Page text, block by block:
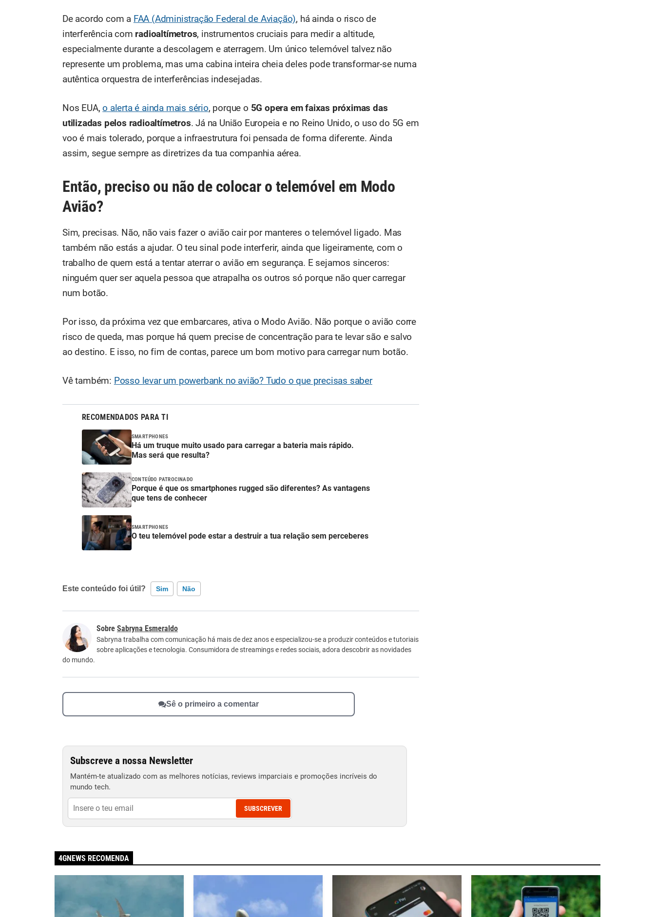
De acordo com a FAA (Administração Federal de Aviação), há ainda o risco de
interferência com radioaltímetros, instrumentos cruciais para medir a altitude,
especialmente durante a descolagem e aterragem. Um único telemóvel talvez não
represente um problema, mas uma cabina inteira cheia deles pode transformar-se numa
autêntica orquestra de interferências indesejadas.
Nos EUA,o alerta é ainda mais sério, porque o 5G opera em faixas próximas das
utilizadas pelos radioaltímetros. Já na União Europeia e no Reino Unido, o uso do 5G em
voo é mais tolerado, porque a infraestrutura foi pensada de forma diferente. Ainda
assim, segue sempre as diretrizes da tua companhia aérea.
Então, preciso ou não de colocar o telemóvel em Modo
Avião?
Sim, precisas. Não, não vais fazer o avião cair por manteres o telemóvel ligado. Mas
também não estás a ajudar. O teu sinal pode interferir, ainda que ligeiramente, com o
trabalho de quem está a tentar aterrar o avião em segurança. E sejamos sinceros:
ninguém quer ser aquela pessoa que atrapalha os outros só porque não quer carregar
num botão.
Por isso, da próxima vez que embarcares, ativa o Modo Avião. Não porque o avião corre
risco de queda, mas porque há quem precise de concentração para te levar são e salvo
ao destino. E isso, no fim de contas, parece um bom motivo para carregar num botão.
Vê também: Posso levar um powerbank no avião? Tudo o que precisas saber
RECOMENDADOS PARA TI
SMARTPHONES
Há um truque muito usado para carregar a bateria mais rápido.
Mas será que resulta?
CONTEÚDO PATROCINADO
Porque é que os smartphones rugged são diferentes? As vantagens
que tens de conhecer
SMARTPHONES
O teu telemóvel pode estar a destruir a tua relação sem perceberes
Este conteúdo foi útil? Sim Não
Este conteúdo não tem a informação que procuro
Outro
Sabryna Esmeraldo
Sabryna trabalha com comunicação há mais de dez anos e especializou-se a produzir conteúdos e tutoriais
sobre aplicações e tecnologia. Consumidora de streamings e redes sociais, adora descobrir as novidades
do mundo.
Sê o primeiro a comentar
Subscreve a nossa Newsletter
Mantém-te atualizado com as melhores notícias, reviews imparciais e promoções incríveis do
mundo tech.
SUBSCREVER
4GNEWS RECOMENDA